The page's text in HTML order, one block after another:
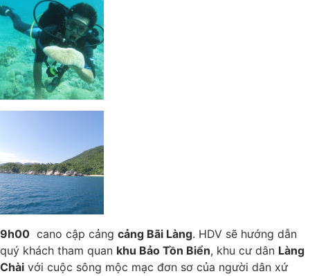
9h00 cano cập cảng cảng Bãi Làng. HDV sẽ hướng dẫn
quý khách tham quan khu Bảo Tồn Biển, khu cư dân Làng
Chài với cuộc sông mộc mạc đơn sơ của người dân xứ